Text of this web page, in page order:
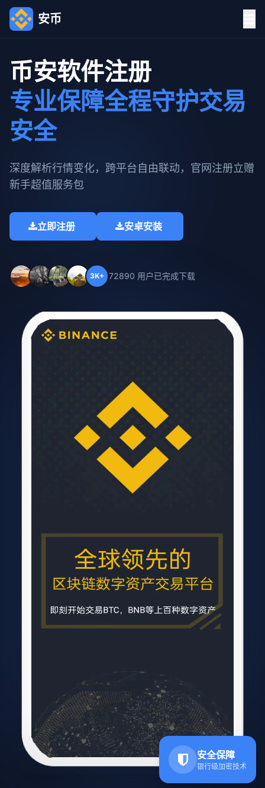
安币
币安软件注册
专业保障全程守护交易
安全
深度解析行情变化，跨平台自由联动，官网注册立赠
新手超值服务包​
立即注册 安卓安装
3K+ 72890 用户已完成下载
安全保障
银行级加密技术